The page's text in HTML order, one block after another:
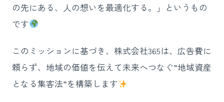
の先にある、人の想いを最適化する。」というもの
です
このミッションに基づき、株式会社365は、広告費に
頼らず、地域の価値を伝えて未来へつなぐ”地域資産
となる集客法”を構築します